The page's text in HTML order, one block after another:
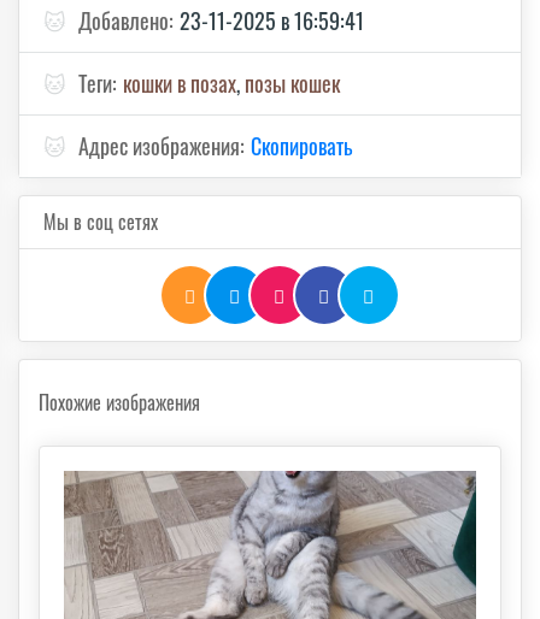
🐱 Добавлено: 23-11-2025 в 16:59:41
🐱 Теги: кошки в позах,позы кошек
🐱 Адрес изображения: Скопировать
Мы в соц сетях
Похожие изображения